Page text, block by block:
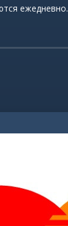
ежедневно.